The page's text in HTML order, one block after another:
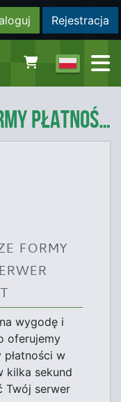
Rejestracja
Najpopularniejsze formy płatności za serwer Minecraft
formy
wygodę i
oferujemy
w
kilka sekund
Twój serwer